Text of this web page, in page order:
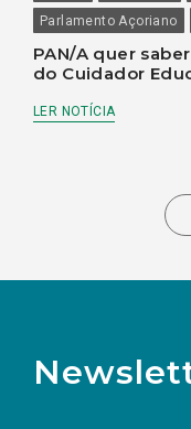
Parlamento Açoriano
PAN/A quer
do Cuidador
LER NOTÍCIA